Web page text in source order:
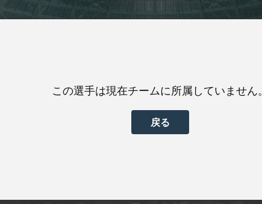
この選手は現在チームに所属していません。
戻る